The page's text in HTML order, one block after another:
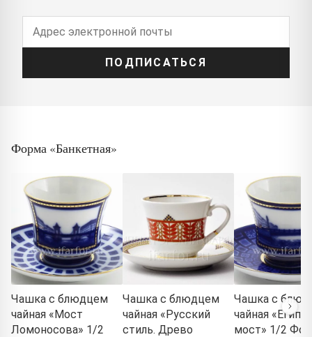
ПОДПИСАТЬСЯ
Форма «Банкетная»
Чашка с блюдцем
чайная «Мост
Ломоносова» 1/2
Чашка с блюдцем
чайная «Русский
стиль. Древо
Чашка с
чайная
мост» 1/2